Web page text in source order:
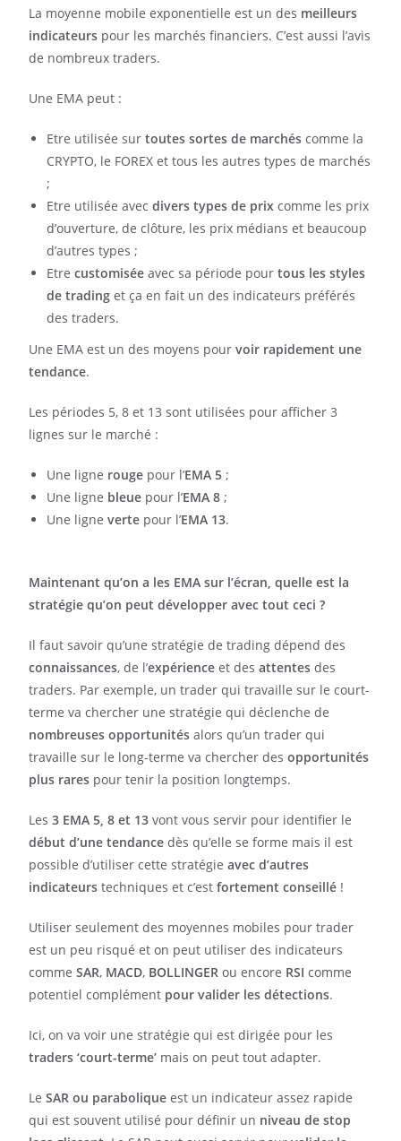
La moyenne mobile exponentielle est un des meilleurs
indicateurs pour les marchés financiers. C’est aussi l’avis
de nombreux traders.
Une EMA peut :
Etre utilisée sur toutes sortes de marchés comme la
CRYPTO, le FOREX et tous les autres types de marchés
;
Etre utilisée avecdivers types de prix comme les prix
d’ouverture, de clôture, les prix médians et beaucoup
d’autres types ;
Etrecustomisée avec sa période pourtous les styles
de trading et ça en fait un des indicateurs préférés
des traders.
Une EMA est un des moyens pourvoir rapidement une
tendance.
Les périodes 5, 8 et 13 sont utilisées pour afficher 3
lignes sur le marché :
Une ligne rouge pour l’EMA 5 ;
Une ligne bleue pour l’EMA 8 ;
Une ligneverte pour l’EMA 13.
Maintenant qu’on a les EMA sur l’écran, quelle est la
stratégie qu’on peut développer avec tout ceci ?
Il faut savoir qu’une stratégie de trading dépend des
connaissances, de l’expérience et desattentes des
traders. Par exemple, un trader qui travaille sur le court-
terme va chercher une stratégie qui déclenche de
nombreuses opportunités alors qu’un trader qui
travaille sur le long-terme va chercher desopportunités
plus rares pour tenir la position longtemps.
Les3 EMA 5, 8 et 13 vont vous servir pour identifier le
début d’une tendance dès qu’elle se forme mais il est
possible d’utiliser cette stratégieavec d’autres
indicateurs techniques et c’estfortement conseillé !
Utiliser seulement des moyennes mobiles pour trader
est un peu risqué et on peut utiliser des indicateurs
commeSAR, MACD, BOLLINGER ou encore RSI comme
potentiel complément pour valider les détections.
Ici, on va voir une stratégie qui est dirigée pour les
traders ‘court-terme’ mais on peut tout adapter.
LeSAR ou parabolique est un indicateur assez rapide
qui est souvent utilisé pour définir un niveau de stop